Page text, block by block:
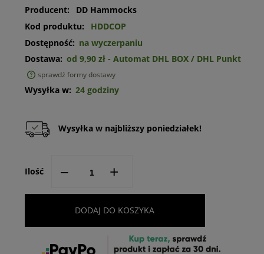
Producent:
DD Hammocks
Kod produktu:
HDDCOP
Dostępność: na wyczerpaniu
Dostawa: od 9,90 zł - Automat DHL BOX / DHL Punkt
sprawdź formy dostawy
Wysyłka w: 24 godziny
Wysyłka w najbliższy poniedziałek!
Ilość -- +
DODAJ DO KOSZYKA